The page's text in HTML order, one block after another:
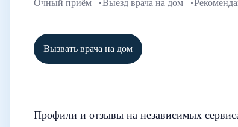
Очный приём Выезд врача на дом
Вызвать врача на дом
Профили и отзывы на независимых